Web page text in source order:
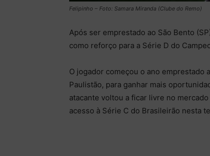
Felipinho – Foto: Samara Miranda (Clube do Remo)
Após ser emprestado ao São Bento
como reforço para a Série D do
O jogador começou o ano emprestado
Paulistão, para ganhar mais
atacante voltou a ficar livre no
acesso à Série C do Brasileirão nesta